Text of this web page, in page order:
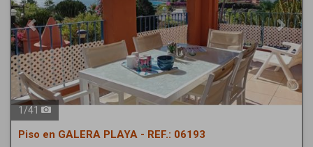
1 /41
Piso en GALERA PLAYA - REF.: 06193